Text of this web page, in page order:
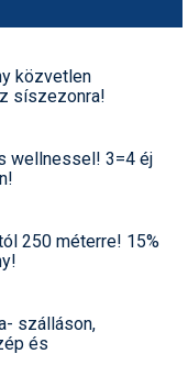
közvetlen
síszezonra!
wellnessel! 3=4 éj
250 méterre! 15%
szálláson,
és